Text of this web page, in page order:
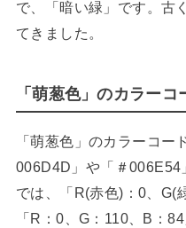
で、「暗い緑」です。古
てきました。
「萌葱色」のカラーコ
「萌葱色」のカラーコー
006D4D」や「＃006E54
では、「R(赤色)：0、G(
「R：0、G：110、B：